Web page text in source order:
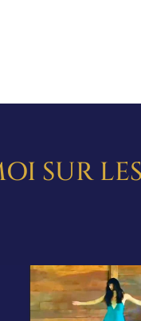
SUR